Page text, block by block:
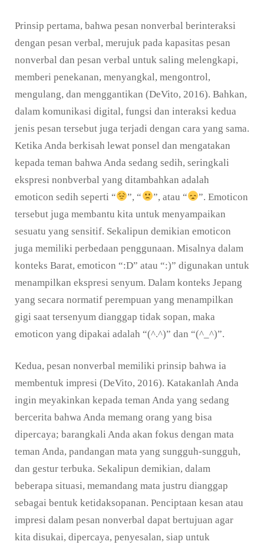
Prinsip pertama, bahwa pesan nonverbal berinteraksi
dengan pesan verbal, merujuk pada kapasitas pesan
nonverbal dan pesan verbal untuk saling melengkapi,
memberi penekanan, menyangkal, mengontrol,
mengulang, dan menggantikan (DeVito, 2016). Bahkan,
dalam komunikasi digital, fungsi dan interaksi kedua
jenis pesan tersebut juga terjadi dengan cara yang sama.
Ketika Anda berkisah lewat ponsel dan mengatakan
kepada teman bahwa Anda sedang sedih, seringkali
ekspresi nonbverbal yang ditambahkan adalah
emoticon sedih seperti “
”, “ ”, atau “
”. Emoticon
tersebut juga membantu kita untuk menyampaikan
sesuatu yang sensitif. Sekalipun demikian emoticon
juga memiliki perbedaan penggunaan. Misalnya dalam
konteks Barat, emoticon “:D” atau “:)” digunakan untuk
menampilkan ekspresi senyum. Dalam konteks Jepang
yang secara normatif perempuan yang menampilkan
gigi saat tersenyum dianggap tidak sopan, maka
emoticon yang dipakai adalah “(^.^)” dan “(^_^)”.
Kedua, pesan nonverbal memiliki prinsip bahwa ia
membentuk impresi (DeVito, 2016). Katakanlah Anda
ingin meyakinkan kepada teman Anda yang sedang
bercerita bahwa Anda memang orang yang bisa
dipercaya; barangkali Anda akan fokus dengan mata
teman Anda, pandangan mata yang sungguh-sungguh,
dan gestur terbuka. Sekalipun demikian, dalam
beberapa situasi, memandang mata justru dianggap
sebagai bentuk ketidaksopanan. Penciptaan kesan atau
impresi dalam pesan nonverbal dapat bertujuan agar
kita disukai, dipercaya, penyesalan, siap untuk